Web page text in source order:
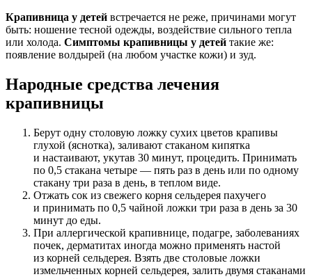
Крапивница у детей встречается не реже, причинами могут
быть: ношение тесной одежды, воздействие сильного тепла
или холода. Симптомы крапивницы у детей такие же:
появление волдырей (на любом участке кожи) и зуд.
Народные средства лечения
крапивницы
Берут одну столовую ложку сухих цветов крапивы
глухой (яснотка), заливают стаканом кипятка
и настаивают, укутав 30 минут, процедить. Принимать
по 0,5 стакана четыре — пять раз в день или по одному
стакану три раза в день, в теплом виде.
Отжать сок из свежего корня сельдерея пахучего
и принимать по 0,5 чайной ложки три раза в день за 30
минут до еды.
При аллергической крапивнице, подагре, заболеваниях
почек, дерматитах иногда можно применять настой
из корней сельдерея. Взять две столовые ложки
измельченных корней сельдерея, залить двумя стаканами